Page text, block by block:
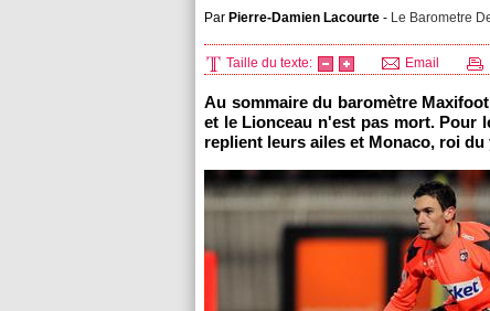
Par Pierre-Damien Lacourte - Le Barometre
Taille du texte: Email
Au sommaire du baromètre
et le Lionceau n'est pas mort. Pour
replient leurs ailes et Monaco, roi du